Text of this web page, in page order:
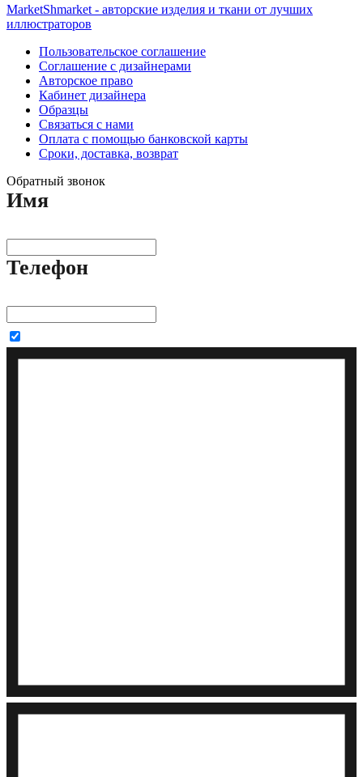
MarketShmarket - авторские изделия и ткани от лучших
иллюстраторов
Пользовательское соглашение
Соглашение с дизайнерами
Авторское право
Кабинет дизайнера
Образцы
Связаться с нами
Оплата с помощью банковской карты
Сроки, доставка, возврат
Обратный звонок
Имя
Телефон